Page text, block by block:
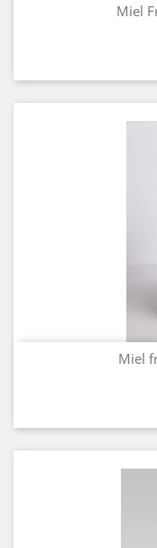
Miel
Miel